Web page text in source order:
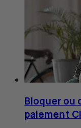
Bloquer ou
paiement